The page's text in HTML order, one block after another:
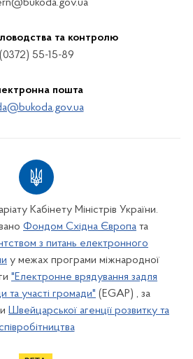
та контролю
(0372) 55-15-89
пошта
Кабінету Міністрів України.
Фондом Східна Європа та
з питань електронного
у межах програми міжнародної
"Електронне врядування задля
та участі громади" (EGAP) , за
Швейцарської агенції розвитку та